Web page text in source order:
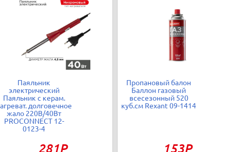
Паяльник
электрический
Паяльник с керам.
долговечное
жало 220В/40Вт
PROCONNECT 12-
0123-4
281Р
Пропановый балон
Баллон газовый
всесезонный 520
куб.см Rexant 09-1414
153Р